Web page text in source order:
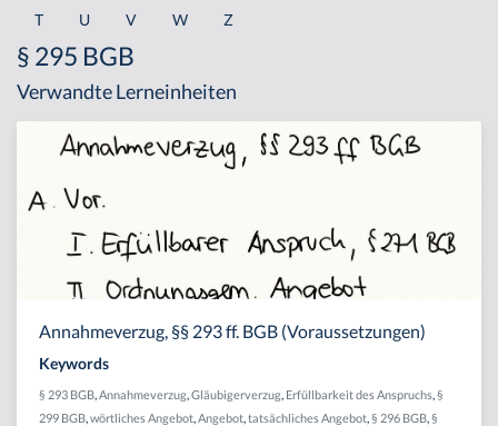
T U V W Z
§ 295 BGB
Verwandte Lerneinheiten
Annahmeverzug, §§ 293 ff. BGB (Voraussetzungen)
Keywords
§ 293 BGB Annahmeverzug Gläubigerverzug Erfüllbarkeit des Anspruchs §
299 BGB wörtliches Angebot Angebot tatsächliches Angebot § 296 BGB §